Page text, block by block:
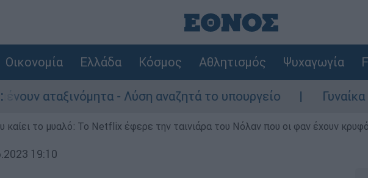
Οικονομία Ελλάδα Κόσμος Αθλητισμός Ψυχαγωγία
- Λύση αναζητά το υπουργείο Γυναίκα χωρίς
καίει το μυαλό: Το Netflix έφερε την ταινιάρα του Νόλαν που οι φαν έχουν
19:10